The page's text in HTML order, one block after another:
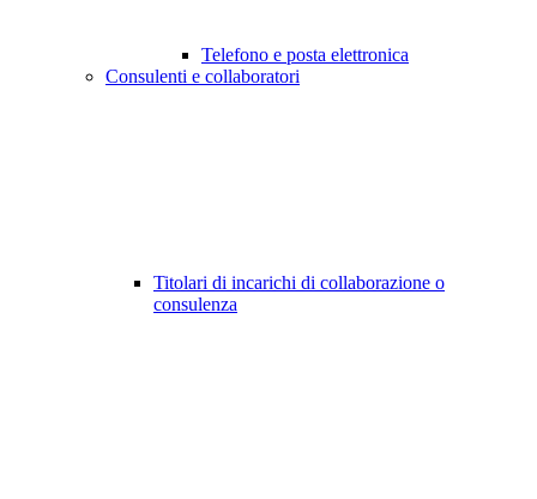
Telefono e posta elettronica
Consulenti e collaboratori
Titolari di incarichi di collaborazione o
consulenza